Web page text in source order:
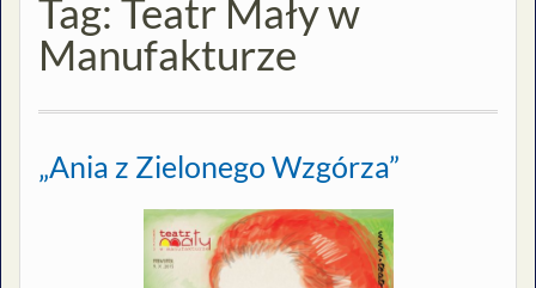
Tag: Teatr Mały w
Manufakturze
„Ania z Zielonego Wzgórza”